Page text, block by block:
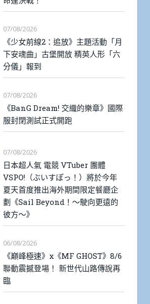
07/08/2026
《少女前線2：追放》主題活動「月
下安魂曲」古堡開放 精英人形「六
分儀」報到
07/08/2026
《BanG Dream! 交織的樂章》國際
服封閉測試正式開跑
07/08/2026
日本超人氣 電競 VTuber 團體
VSPO!（ぶいすぽっ！）將於今年
夏天首度推出海外期間限定餐廳企
劃《Sail Beyond！～駛向更遠的
彼方～》
06/08/2026
《巔峰極速》x《MF GHOST》8/6
聯動震撼登場！ 新世代山路傳說再
臨